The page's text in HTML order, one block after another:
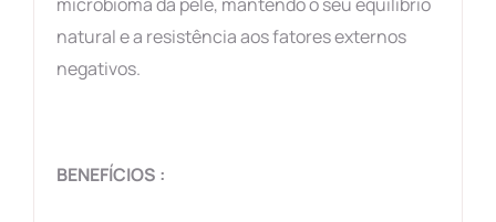
natural e a resistência aos fatores externos
negativos.
BENEFÍCIOS :